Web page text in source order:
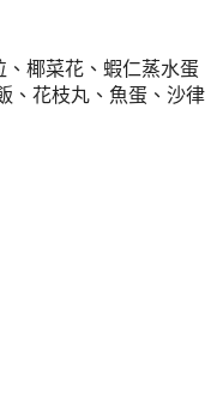
椰菜花、蝦仁蒸水蛋
、花枝丸、魚蛋、沙律